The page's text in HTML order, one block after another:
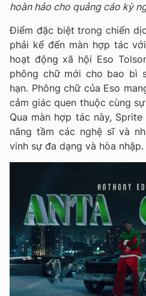
hoàn hảo cho quảng cáo kỳ
Điểm đặc biệt trong chiến
phải kể đến màn hợp tác
hoạt động xã hội Eso
phông chữ mới cho bao bì
hạn. Phông chữ của Eso
cảm giác quen thuộc cùng
Qua màn hợp tác này,
nâng tầm các nghệ sĩ và
vinh sự đa dạng và hòa nhập.